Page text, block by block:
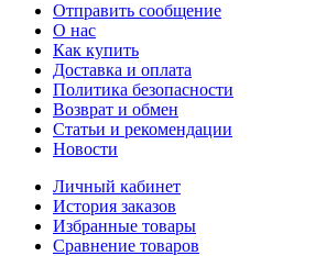
Отправить сообщение
О нас
Как купить
Доставка и оплата
Политика безопасности
Возврат и обмен
Статьи и рекомендации
Новости
Личный кабинет
История заказов
Избранные товары
Сравнение товаров